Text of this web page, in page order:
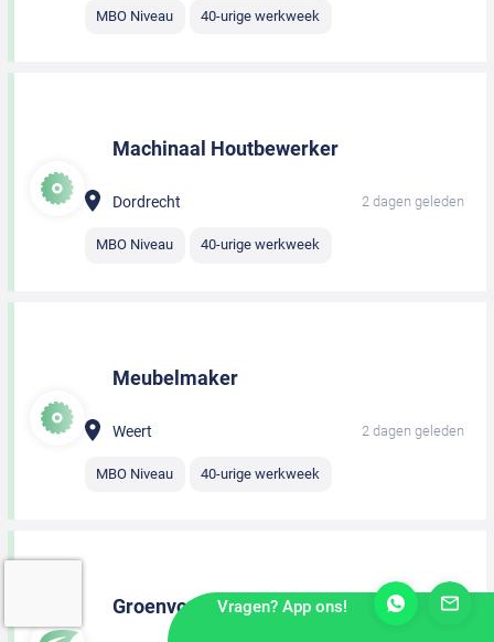
MBO Niveau 40-urige werkweek
Machinaal Houtbewerker
Dordrecht 2 dagen geleden
MBO Niveau 40-urige werkweek
Meubelmaker
Weert 2 dagen geleden
MBO Niveau 40-urige werkweek
GroenvoorzienerVragen? App ons!